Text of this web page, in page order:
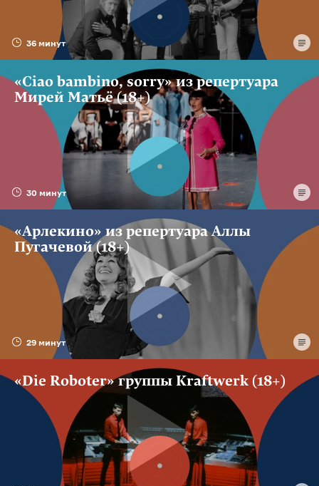
36 минут
30 минут
«Ciao bambino, sorry» из репертуара
Мирей Матьё (18+)
29 минут
«Арлекино» из репертуара Аллы
Пугачевой (18+)
«Die Roboter» группы Kraftwerk (18+)